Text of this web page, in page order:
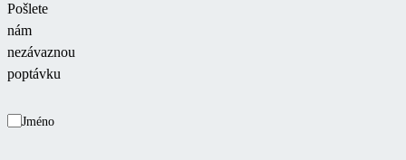
Pošlete
nám
nezávaznou
poptávku
Jméno